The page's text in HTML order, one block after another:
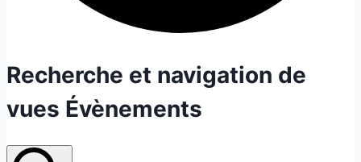
Évènements
Recherche et navigation de
vues Évènements